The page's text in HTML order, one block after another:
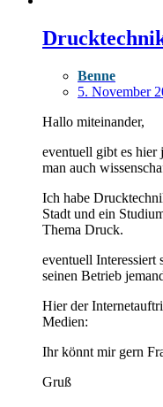
Benne
5. November
Hallo miteinander,
eventuell gibt es hier
man auch
Ich habe
Stadt und ein
Thema Druck.
eventuell Interessiert
seinen Betrieb
Hier der
Medien:
Ihr könnt mir gern
Gruß